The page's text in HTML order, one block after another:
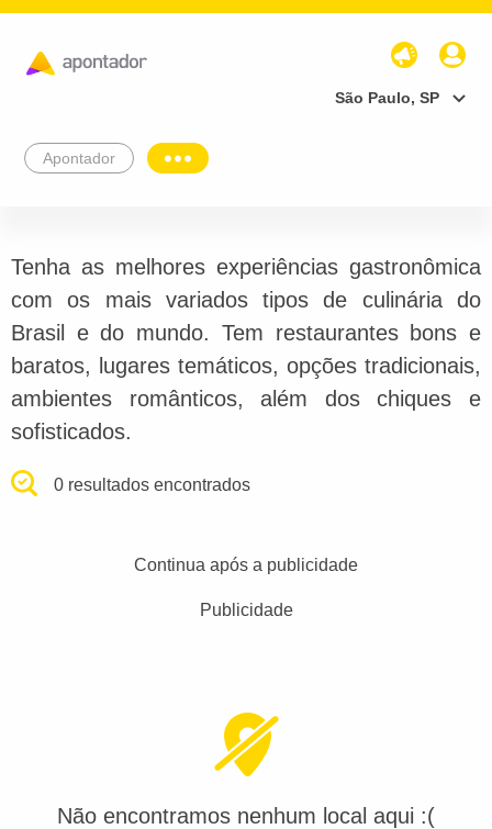
São Paulo, SP
Apontador
Tenha as melhores experiências gastronômica
com os mais variados tipos de culinária do
Brasil e do mundo. Tem restaurantes bons e
baratos, lugares temáticos, opções tradicionais,
ambientes românticos, além dos chiques e
sofisticados.
0 resultados encontrados
Continua após a publicidade
Publicidade
Não encontramos nenhum local aqui :(